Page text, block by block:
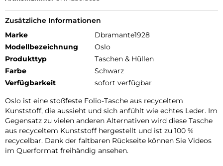
Zusätzliche Informationen
Marke
Dbramante1928
Modellbezeichnung
Oslo
Produkttyp
Taschen & Hüllen
Farbe
Schwarz
Verfügbarkeit
sofort verfügbar
Oslo ist eine stoßfeste Folio-Tasche aus recyceltem
Kunststoff, die aussieht und sich anfühlt wie echtes Leder. Im
Gegensatz zu vielen anderen Alternativen wird diese Tasche
aus recyceltem Kunststoff hergestellt und ist zu 100 %
recycelbar. Dank der faltbaren Rückseite können Sie Videos
im Querformat freihändig ansehen.